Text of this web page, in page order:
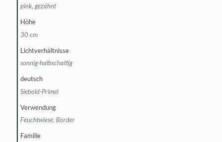
pink, gezähnt
Höhe
30 cm
Lichtverhältnisse
sonnig-halbschattig
deutsch
Siebold-Primel
Verwendung
Feuchtwiese, Border
Familie